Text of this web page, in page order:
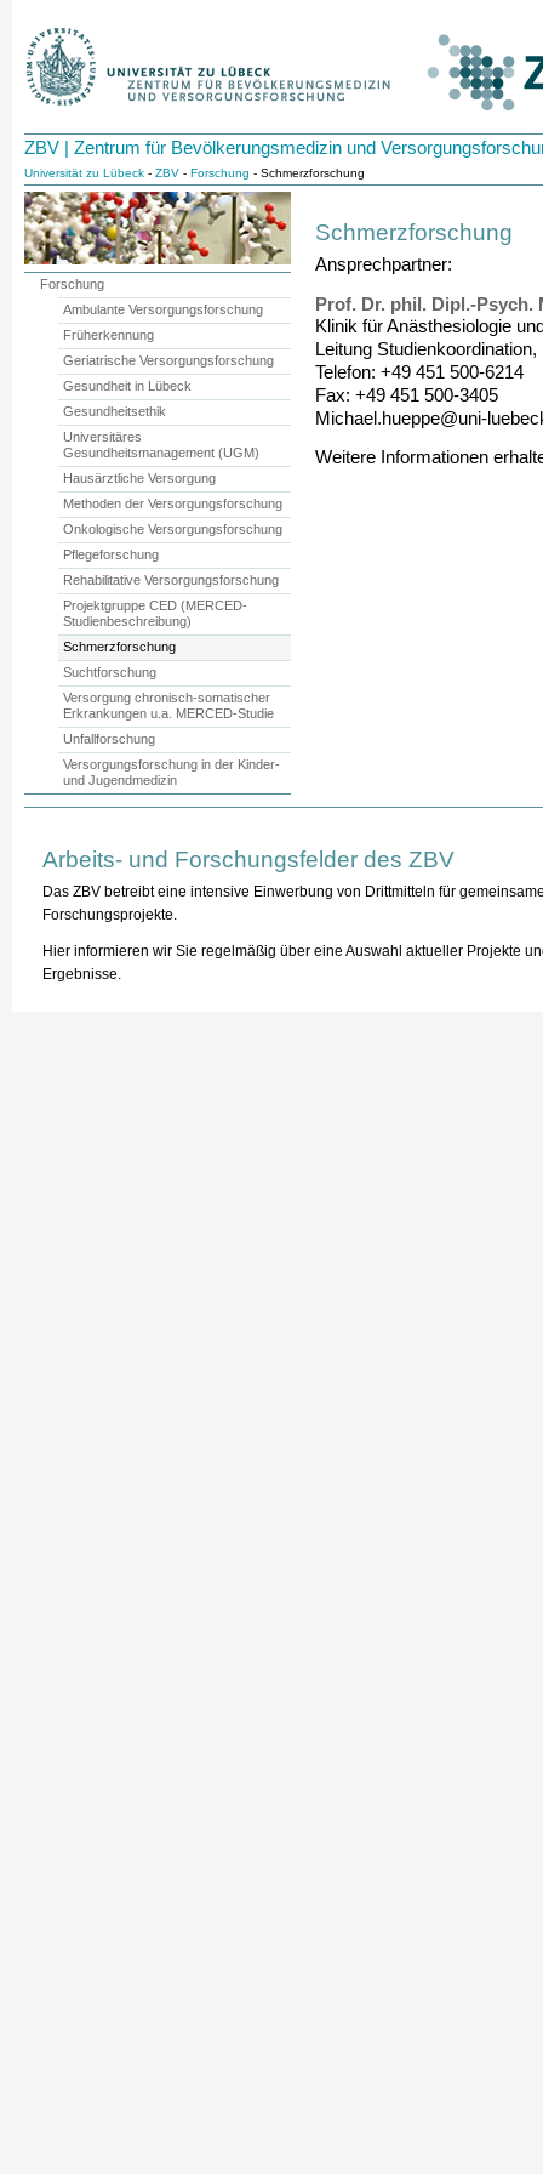
ZBV | Zentrum für Bevölkerungsmedizin und
Universität zu Lübeck - ZBV - Forschung - Schmerzforschung
Schmerzforschung
Ansprechpartner:
Prof. Dr. phil. Dipl.-Psych.
Klinik für Anästhesiologie
Leitung
Telefon: +49 451 500-6214
Fax: +49 451 500-3405
Michael.hueppe@uni-
Weitere Informationen
Forschung
Ambulante Versorgungsforschung
Früherkennung
Geriatrische Versorgungsforschung
Gesundheit in Lübeck
Gesundheitsethik
Universitäres
Gesundheitsmanagement (UGM)
Hausärztliche Versorgung
Methoden der Versorgungsforschung
Onkologische Versorgungsforschung
Pflegeforschung
Rehabilitative Versorgungsforschung
Projektgruppe CED (MERCED-
Studienbeschreibung)
Schmerzforschung
Suchtforschung
Versorgung chronisch-somatischer
Erkrankungen u.a. MERCED-Studie
Unfallforschung
Versorgungsforschung in der Kinder-
und Jugendmedizin
Arbeits- und Forschungsfelder des ZBV
Das ZBV betreibt eine intensive Einwerbung von Drittmitteln für
Forschungsprojekte.
Hier informieren wir Sie regelmäßig über eine Auswahl aktueller Projekte
Ergebnisse.